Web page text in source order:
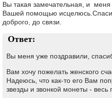
Вы такая замечательная, и
Вашей помощью
доброго, до связи.
Ответ:
Вы меня уже поздравили,
Вам хочу пожелать женского
Надеюсь, что как-то его Вам
звезды и звонкой монеты - весь